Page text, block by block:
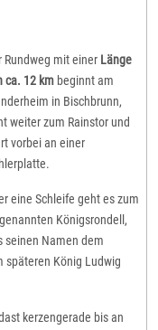
Rundweg mit einer Länge
ca. 12 km beginnt am
in Bischbrunn,
weiter zum Rainstor und
vorbei an einer
eine Schleife geht es zum
Königsrondell,
seinen Namen dem
späteren König Ludwig
kerzengerade bis an